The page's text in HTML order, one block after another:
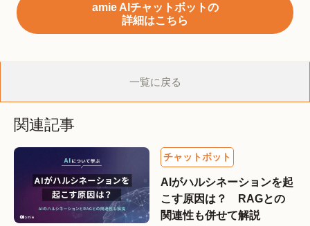
amie AIチャットボットの
詳細はこちら
一覧に戻る
関連記事
AIがハルシネーションを起
こす原因は？ RAGとの
関連性も併せて解説